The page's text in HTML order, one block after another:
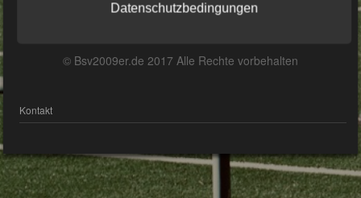
Datenschutzerklärung
© Bsv2009er.de 2017 Alle Rechte vorbehalten
Kontakt
Datenschutzbedingungen